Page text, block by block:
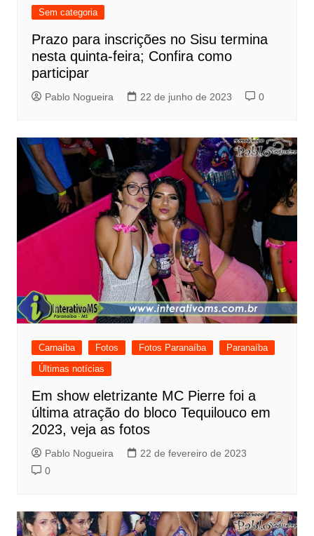
Sem categoria
Prazo para inscrições no Sisu termina
nesta quinta-feira; Confira como
participar
Pablo Nogueira 22 de junho de 2023 0
Carnaíba Fotos Fotos Paranaíba
Paranaíba
Últimas notícias
Em show eletrizante MC Pierre foi a
última atração do bloco Tequilouco em
2023, veja as fotos
Pablo Nogueira
22 de fevereiro de 2023
0